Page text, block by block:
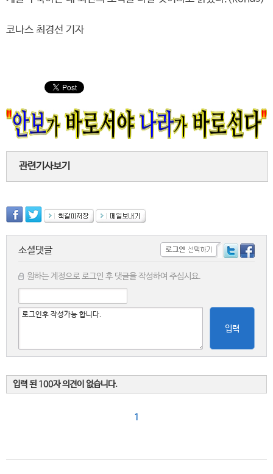
코나스 최경선 기자
관련기사보기
소셜댓글
원하는 계정으로 로그인 후 댓글을 작성하여 주십시요.
입력
입력 된 100자 의견이 없습니다.
1